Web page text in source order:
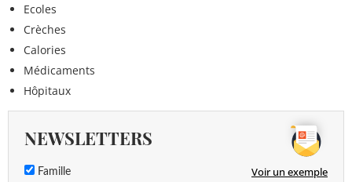
Ecoles
Crèches
Calories
Médicaments
Hôpitaux
NEWSLETTERS
Famille Voir un exemple